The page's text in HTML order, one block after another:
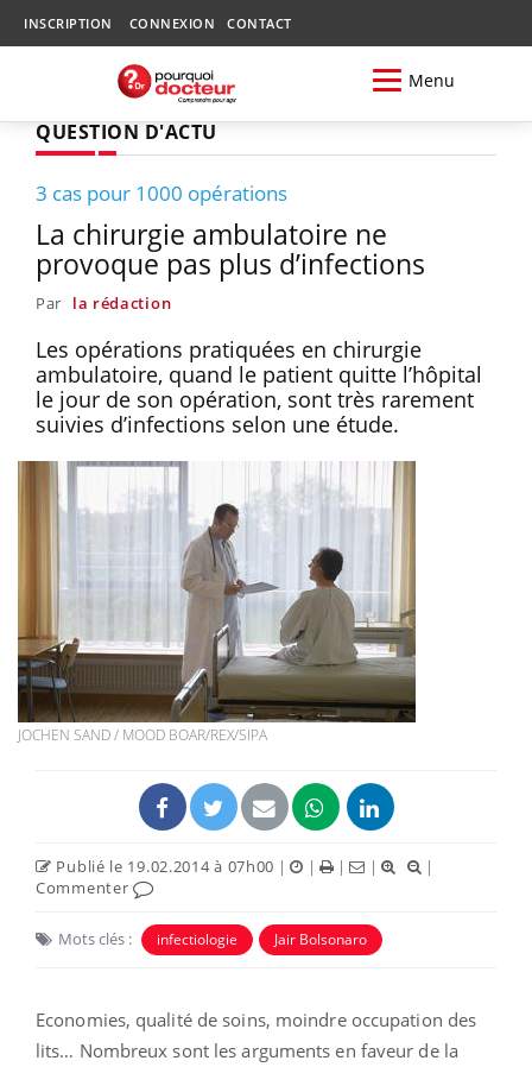
INSCRIPTION CONNEXION CONTACT
Menu
QUESTION D'ACTU
3 cas pour 1000 opérations
La chirurgie ambulatoire ne
provoque pas plus d’infections
Par la rédaction
Les opérations pratiquées en chirurgie
ambulatoire, quand le patient quitte l’hôpital
le jour de son opération, sont très rarement
suivies d’infections selon une étude.
JOCHEN SAND / MOOD BOAR/REX/SIPA
Publié le 19.02.2014 à 07h00 | | | |
|
Commenter
Mots clés : infectiologie Jair Bolsonaro
Economies, qualité de soins, moindre occupation des
lits… Nombreux sont les arguments en faveur de la